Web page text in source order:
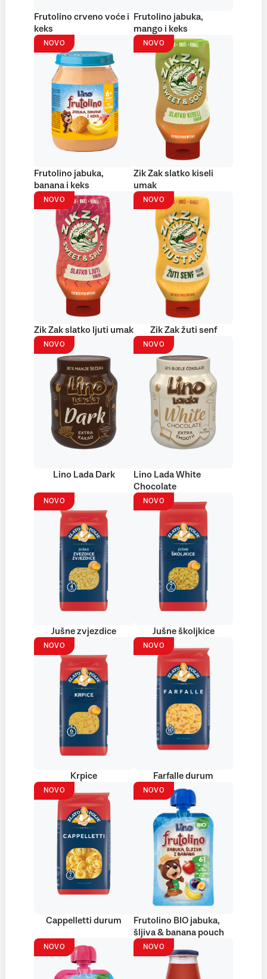
Frutolino crveno voće i
keks
Frutolino jabuka,
mango i keks
NOVO
Frutolino jabuka,
banana i keks
NOVO
Zik Zak slatko kiseli
umak
NOVO
Zik Zak slatko ljuti umak
NOVO
Zik Zak žuti senf
NOVO
Lino Lada Dark
NOVO
Lino Lada White
Chocolate
NOVO
Jušne zvjezdice
NOVO
Jušne školjkice
NOVO
Krpice
NOVO
Farfalle durum
NOVO
Cappelletti durum
NOVO
Frutolino BIO jabuka,
šljiva & banana pouch
NOVO NOVO